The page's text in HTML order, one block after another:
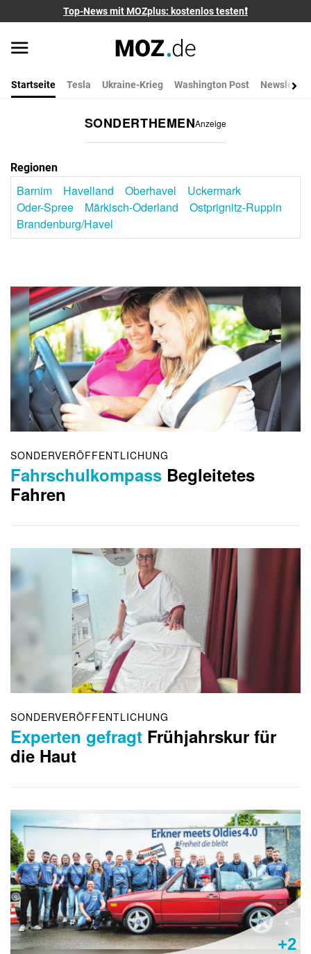
Top-News mit MOZplus: kostenlos testen❗
Startseite Tesla Ukraine-Krieg Washington Post Newsletter
SONDERTHEMENAnzeige
Regionen
Barnim Havelland Oberhavel
Uckermark
Oder-Spree
Märkisch-Oderland
Ostprignitz-Ruppin
Brandenburg/Havel
SONDERVERÖFFENTLICHUNG
Fahrschulkompass Begleitetes
Fahren
SONDERVERÖFFENTLICHUNG
Experten gefragt Frühjahrskur für
die Haut
+2